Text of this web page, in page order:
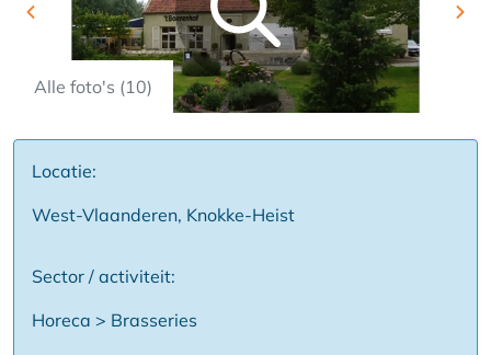
Alle foto's (10)
Previous
Locatie:
West-Vlaanderen, Knokke-Heist
Sector / activiteit:
Horeca > Brasseries